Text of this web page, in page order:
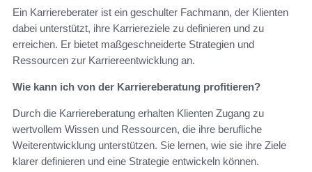
Ein Karriereberater ist ein geschulter Fachmann, der Klienten
dabei unterstützt, ihre Karriereziele zu definieren und zu
erreichen. Er bietet maßgeschneiderte Strategien und
Ressourcen zur Karriereentwicklung an.
Wie kann ich von der Karriereberatung profitieren?
Durch die Karriereberatung erhalten Klienten Zugang zu
wertvollem Wissen und Ressourcen, die ihre berufliche
Weiterentwicklung unterstützen. Sie lernen, wie sie ihre Ziele
klarer definieren und eine Strategie entwickeln können.